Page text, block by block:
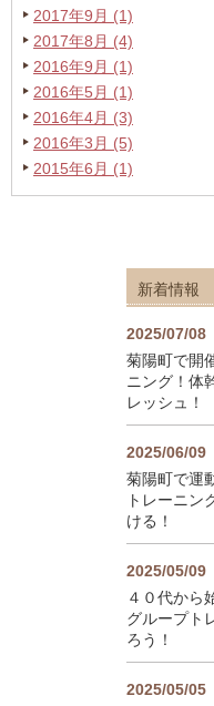
2017年9月 (1)
2017年8月 (4)
2016年9月 (1)
2016年5月 (1)
2016年4月 (3)
2016年3月 (5)
2015年6月 (1)
新着情報
2025/07/08
菊陽町で開
ニング！体
レッシュ！
2025/06/09
菊陽町で運
トレーニン
ける！
2025/05/09
４０代から
グループト
ろう！
2025/05/05